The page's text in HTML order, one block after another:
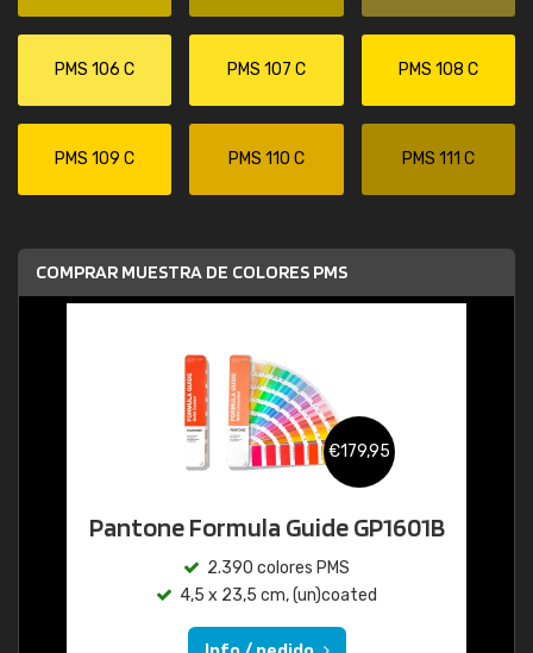
PMS 106 C PMS 107 C PMS 108 C
PMS 109 C PMS 110 C PMS 111 C
COMPRAR MUESTRA DE COLORES PMS
€179,95
Pantone Formula Guide GP1601B
2.390 colores PMS
4,5 x 23,5 cm, (un)coated